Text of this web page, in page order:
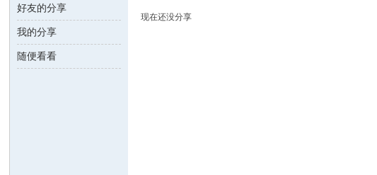
图
片
好友的分享
我的分享
随便看看
现在还没分享